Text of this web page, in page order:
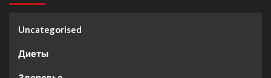
Uncategorised
Диеты